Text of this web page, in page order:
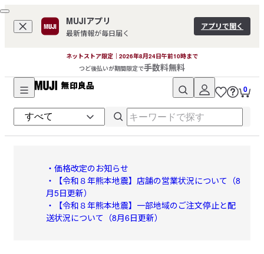
MUJIアプリ
最新情報が毎日届く
アプリで開く
ネットストア限定｜2026年8月24日午前10時まで
つど後払いが期間限定で手数料無料
無
印
良
品
ネ
0
・価格改定のお知らせ
・【令和８年熊本地震】店舗の営業状況について（8
月5日更新）
・【令和８年熊本地震】一部地域のご注文停止と配
送状況について（8月6日更新）